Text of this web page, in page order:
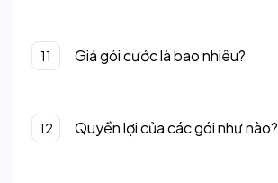
11 Giá gói cước là bao nhiêu?
12 Quyền lợi của các gói như nào?